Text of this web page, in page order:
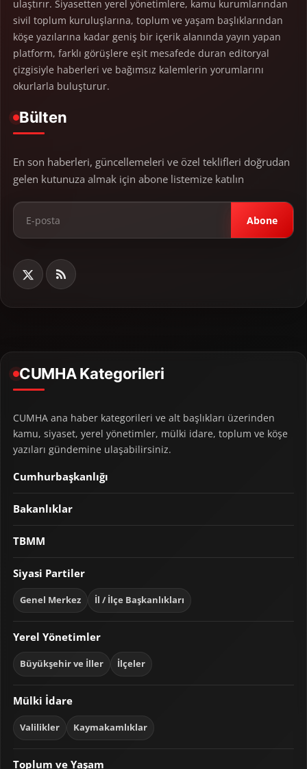
ulaştırır. Siyasetten yerel yönetimlere, kamu kurumlarından
sivil toplum kuruluşlarına, toplum ve yaşam başlıklarından
köşe yazılarına kadar geniş bir içerik alanında yayın yapan
platform, farklı görüşlere eşit mesafede duran editoryal
çizgisiyle haberleri ve bağımsız kalemlerin yorumlarını
okurlarla buluşturur.
Bülten
En son haberleri, güncellemeleri ve özel teklifleri doğrudan
gelen kutunuza almak için abone listemize katılın
Abone
CUMHA Kategorileri
CUMHA ana haber kategorileri ve alt başlıkları üzerinden
kamu, siyaset, yerel yönetimler, mülki idare, toplum ve köşe
yazıları gündemine ulaşabilirsiniz.
Cumhurbaşkanlığı
Bakanlıklar
TBMM
Siyasi Partiler
Genel Merkez İl / İlçe Başkanlıkları
Yerel Yönetimler
Büyükşehir ve İller İlçeler
Mülki İdare
Valilikler Kaymakamlıklar
Toplum ve Yaşam